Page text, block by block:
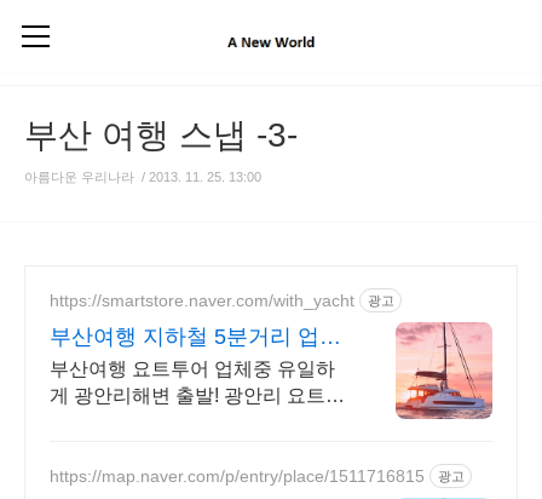
부산 여행 스냅 -3-
아름다운 우리나라 / 2013. 11. 25. 13:00
https://smartstore.naver.com/with_yacht 광고
부산여행 지하철 5분거리 업계
유일 광안리해변 출발!
부산여행 요트투어 업체중 유일하
게 광안리해변 출발! 광안리 요트-
https://map.naver.com/p/entry/place/1511716815 광고